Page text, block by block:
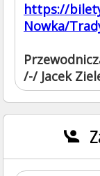
https://
Nowka/